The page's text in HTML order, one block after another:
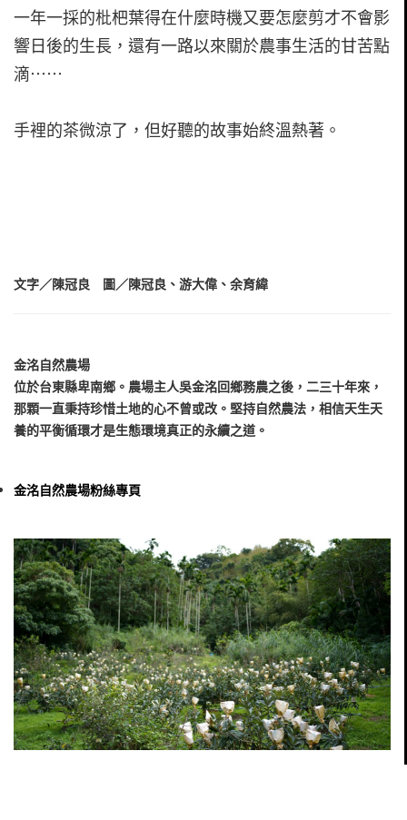
一年一採的枇杷葉得在什麼時機又要怎麼剪才不會影
響日後的生長，還有一路以來關於農事生活的甘苦點
滴⋯⋯
手裡的茶微涼了，但好聽的故事始終溫熱著。
文字／陳冠良 圖／陳冠良、游大偉、余育緯
金洺自然農場
位於台東縣卑南鄉。農場主人吳金洺回鄉務農之後，二三十年來，
那顆一直秉持珍惜土地的心不曾或改。堅持自然農法，相信天生天
養的平衡循環才是生態環境真正的永續之道。
金洺自然農場粉絲專頁